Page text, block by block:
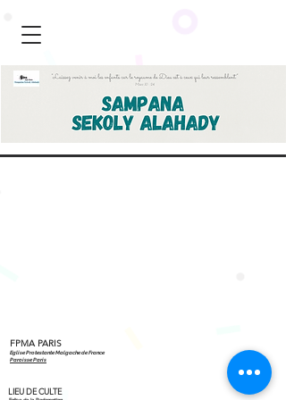
FPMA PARIS
Eglise Protestante Malgache de France
Paroisse Paris
LIEU DE CULTE